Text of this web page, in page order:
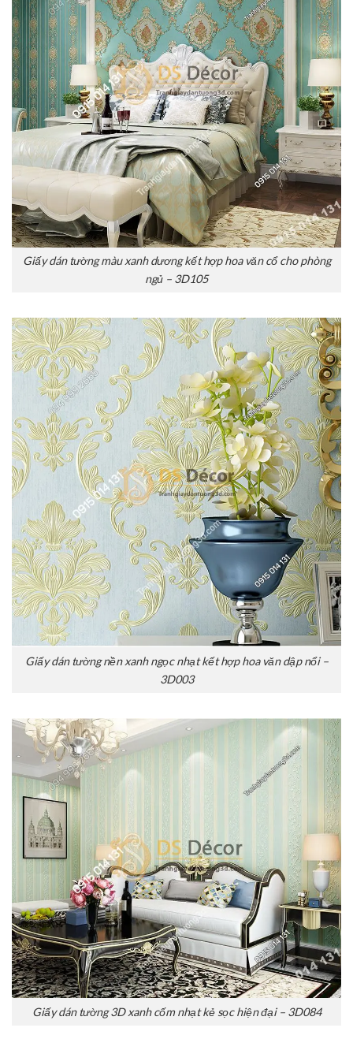
Giấy dán tường màu xanh dương kết hợp hoa văn cổ cho phòng
ngủ – 3D105
Giấy dán tường nền xanh ngọc nhạt kết hợp hoa văn dập nổi –
3D003
Giấy dán tường 3D xanh cốm nhạt kẻ sọc hiện đại – 3D084